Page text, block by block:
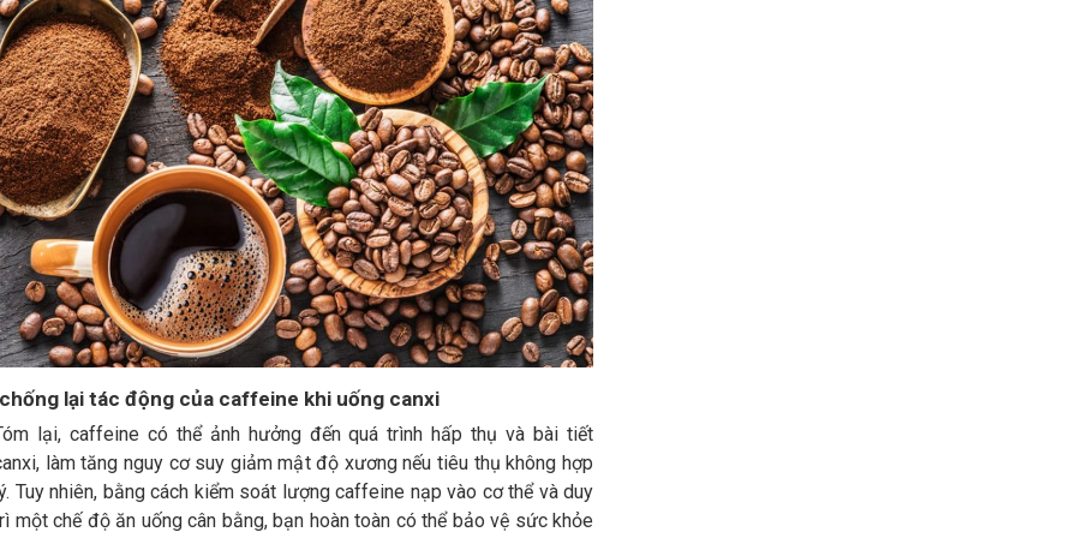
lại tác động của caffeine khi uống canxi
lại, caffeine có thể ảnh hưởng đến quá trình hấp thụ và bài tiết
làm tăng nguy cơ suy giảm mật độ xương nếu tiêu thụ không hợp
Tuy nhiên, bằng cách kiểm soát lượng caffeine nạp vào cơ thể và duy
một chế độ ăn uống cân bằng, bạn hoàn toàn có thể bảo vệ sức khỏe